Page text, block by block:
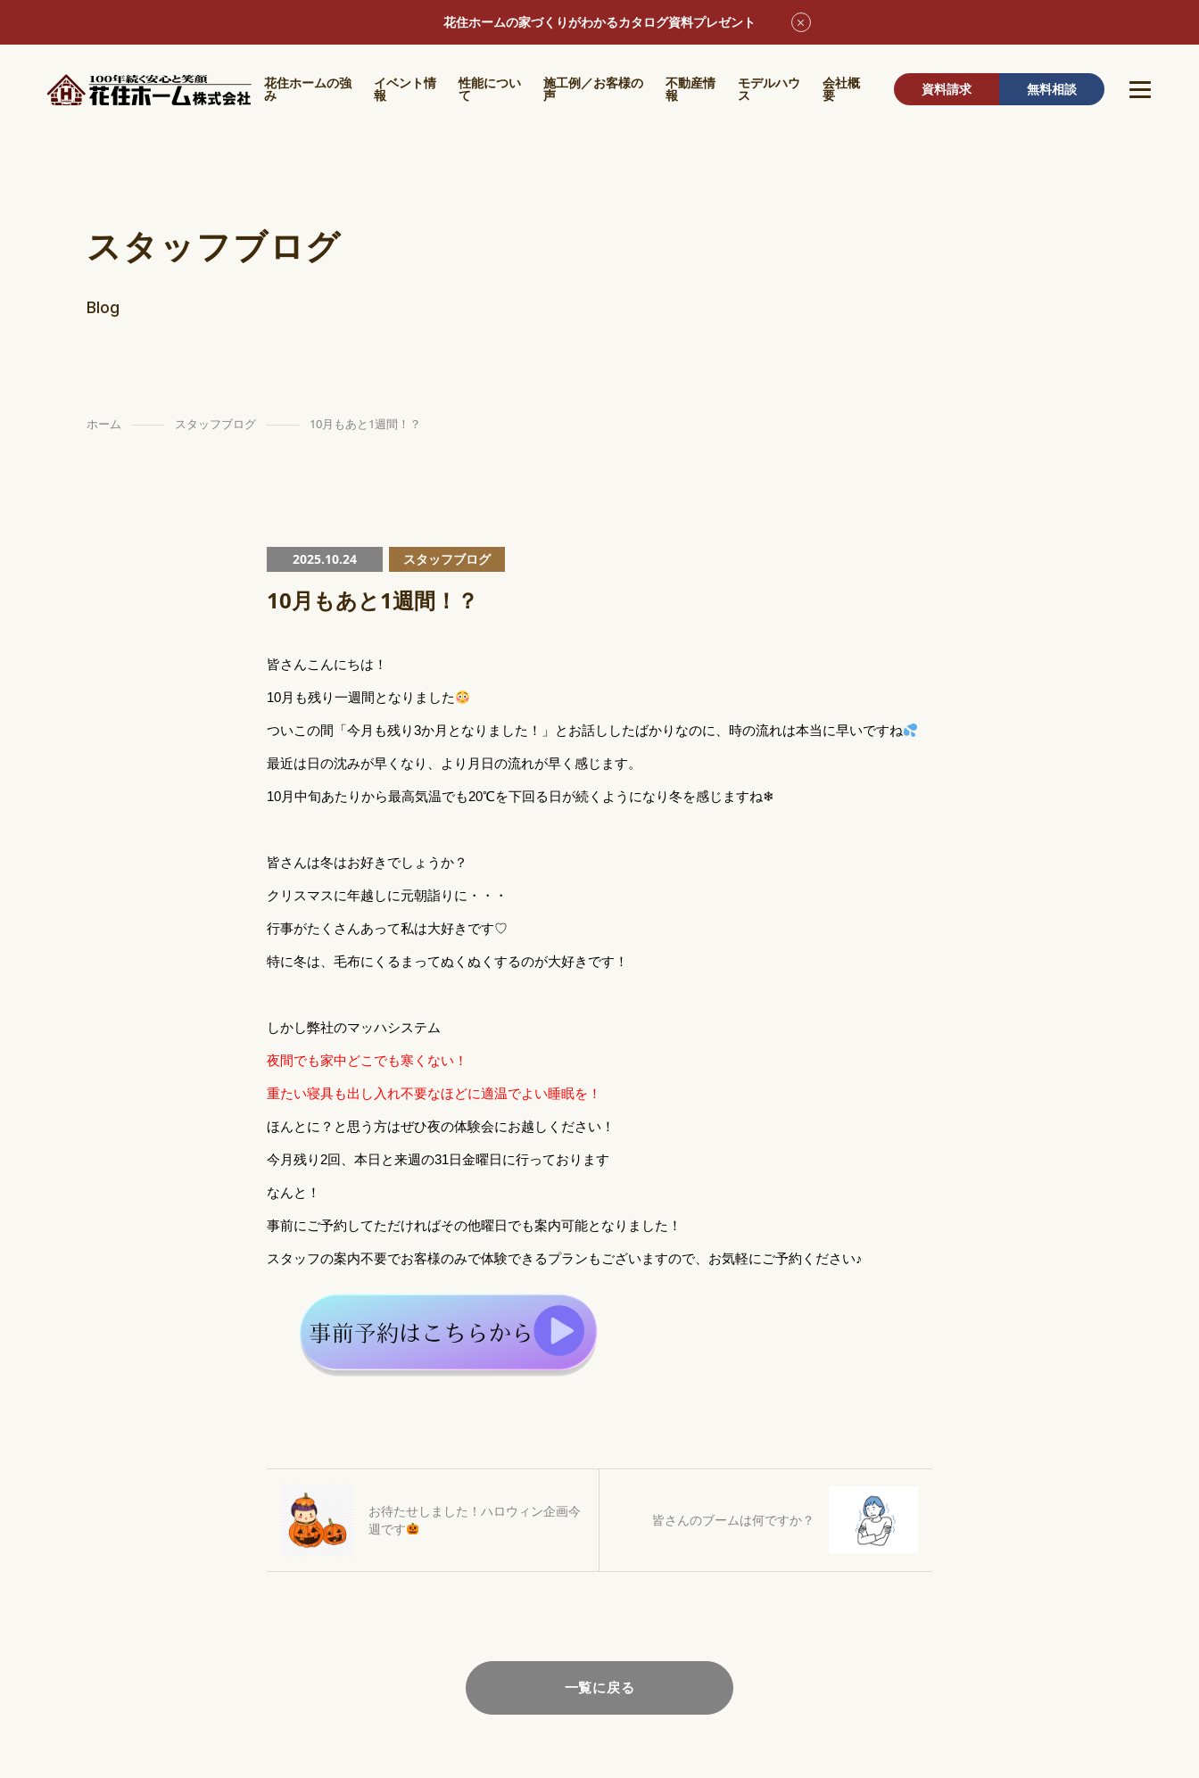
花住ホームの家づくりがわかるカタログ資料プレゼント
花住ホームの強
み
イベント情
報
性能につい
て
施工例／お客様の
声
不動産情
報
モデルハウ
ス
会社概
要 資料請求 無料相談
スタッフブログ
Blog
ホーム スタッフブログ 10月もあと1週間！？
2025.10.24 スタッフブログ
10月もあと1週間！？
皆さんこんにちは！
10月も残り一週間となりました
ついこの間「今月も残り3か月となりました！」とお話ししたばかりなのに、時の流れは本当に早いですね
最近は日の沈みが早くなり、より月日の流れが早く感じます。
10月中旬あたりから最高気温でも20℃を下回る日が続くようになり冬を感じますね❄
皆さんは冬はお好きでしょうか？
クリスマスに年越しに元朝詣りに・・・
行事がたくさんあって私は大好きです♡
特に冬は、毛布にくるまってぬくぬくするのが大好きです！
しかし弊社のマッハシステム
夜間でも家中どこでも寒くない！
重たい寝具も出し入れ不要なほどに適温でよい睡眠を！
ほんとに？と思う方はぜひ夜の体験会にお越しください！
今月残り2回、本日と来週の31日金曜日に行っております
なんと！
事前にご予約してただければその他曜日でも案内可能となりました！
スタッフの案内不要でお客様のみで体験できるプランもございますので、お気軽にご予約ください♪
お待たせしました！ハロウィン企画今
週です
皆さんのブームは何ですか？
一覧に戻る